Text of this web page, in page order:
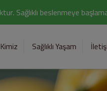
Sağlıklı beslenmeye
Sağlıklı Yaşam